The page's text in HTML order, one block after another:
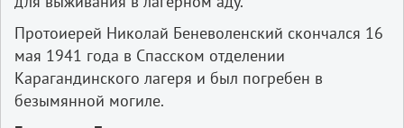
Протоиерей Николай Беневоленский скончался 16
мая 1941 года в Спасском отделении
Карагандинского лагеря и был погребен в
безымянной могиле.